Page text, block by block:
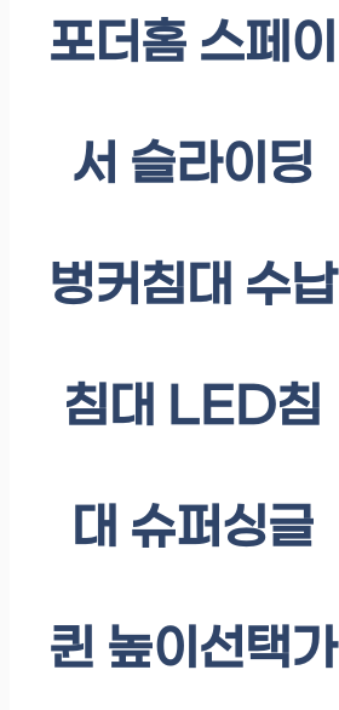
포더홈 스페이
서 슬라이딩
벙커침대 수납
침대 LED침
대 슈퍼싱글
퀸 높이선택가